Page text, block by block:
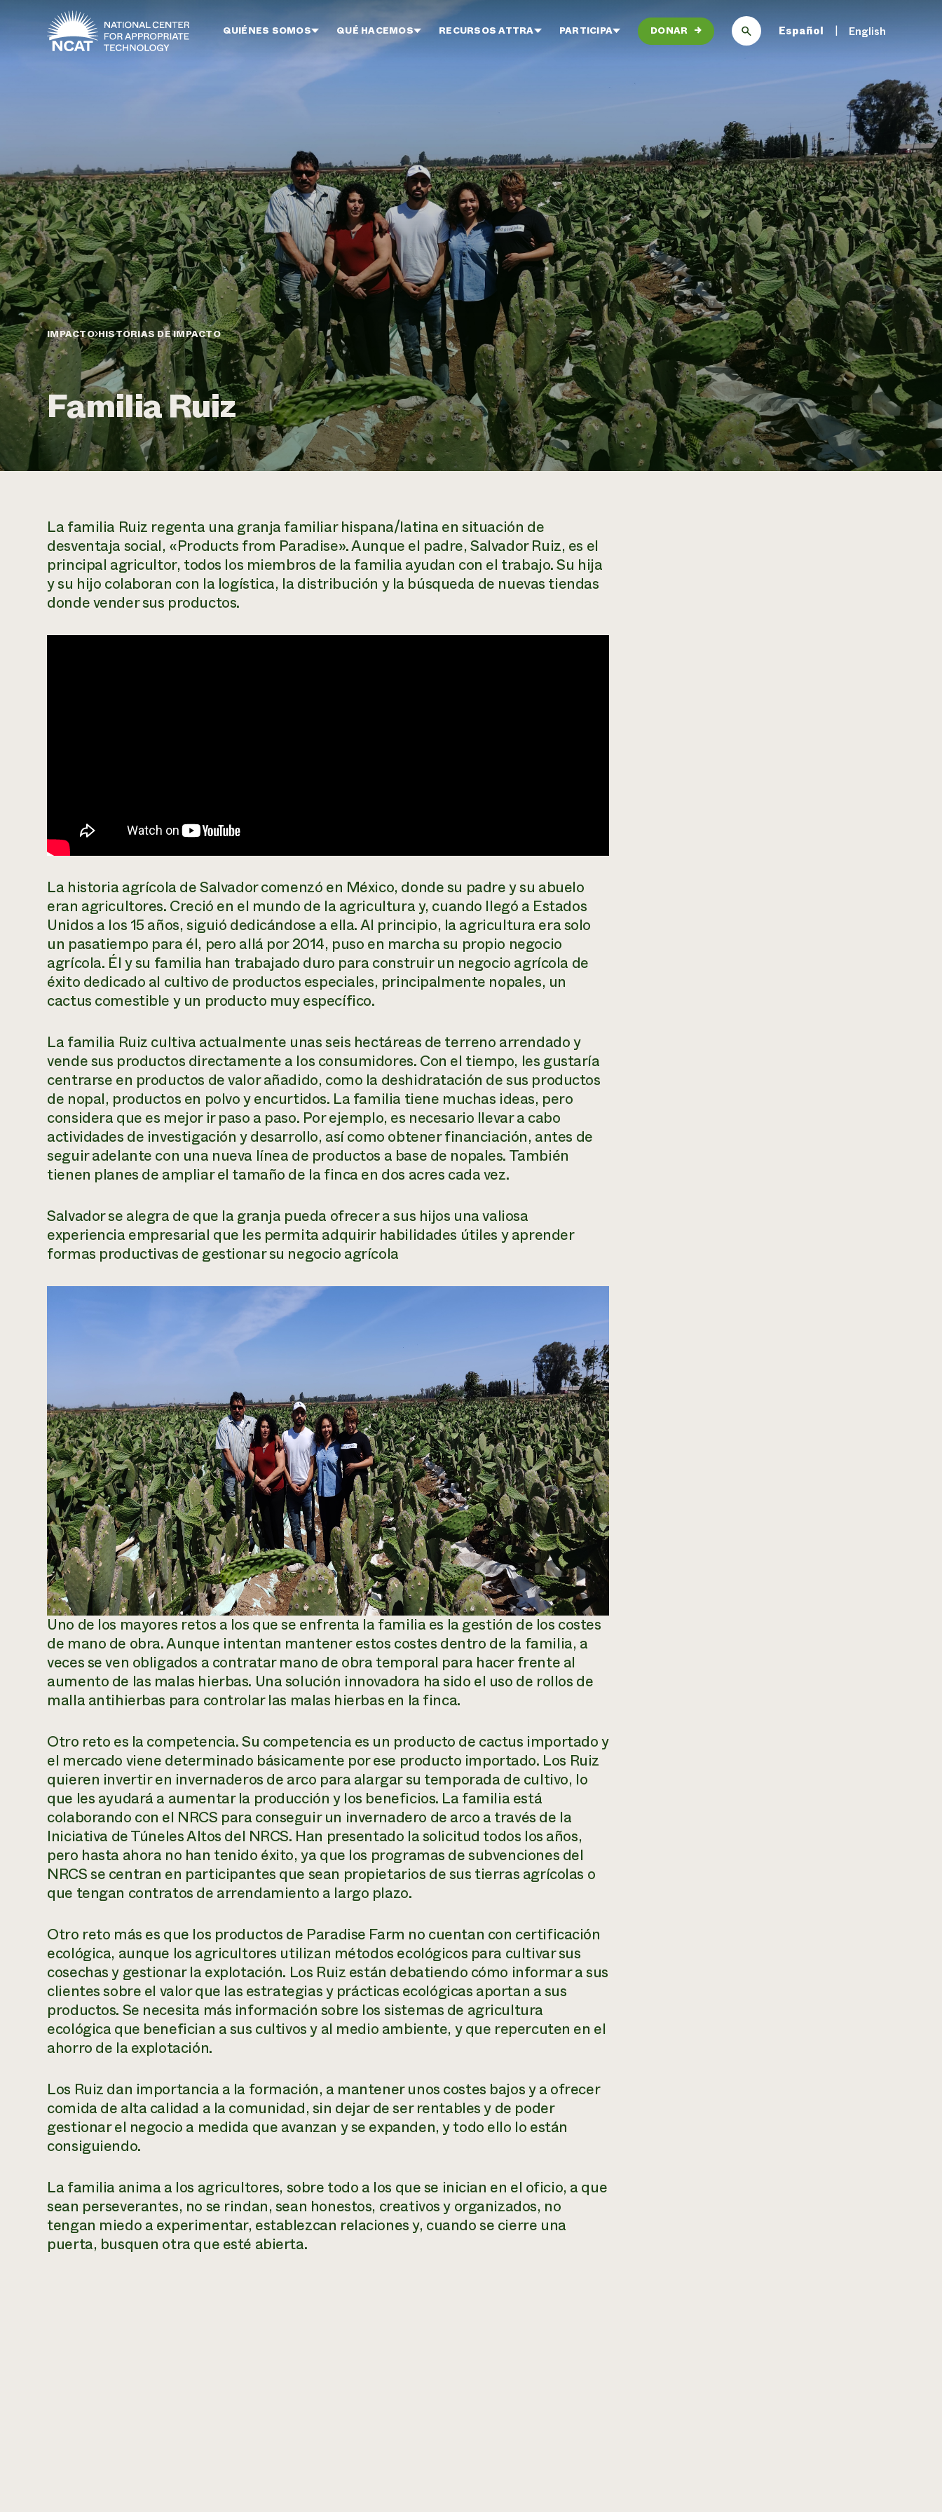
Ir al contenido principal
QUIÉNES SOMOS QUÉ HACEMOS RECURSOS ATTRA PARTICIPA DONAR → Español English
IMPACTO HISTORIAS DE IMPACTO
Familia Ruiz
La familia Ruiz regenta una granja familiar hispana/latina en situación de
desventaja social, «Products from Paradise».Aunque el padre, Salvador Ruiz, es el
principal agricultor, todos los miembros de la familia ayudan con el trabajo. Su hija
y su hijo colaboran con la logística, la distribución y la búsqueda de nuevas tiendas
donde vender sus productos.
La historia agrícola de Salvador comenzó en México, donde su padre y su abuelo
eran agricultores. Creció en el mundo de la agricultura y, cuando llegó a Estados
Unidos a los 15 años, siguió dedicándose a ella. Al principio, la agricultura era solo
un pasatiempo para él, pero allá por 2014, puso en marcha su propio negocio
agrícola. Él y su familia han trabajado duro para construir un negocio agrícola de
éxito dedicado al cultivo de productos especiales, principalmente nopales, un
cactus comestible y un producto muy específico.
La familia Ruiz cultiva actualmente unas seis hectáreas de terreno arrendado y
vende sus productos directamente a los consumidores. Con el tiempo, les gustaría
centrarse en productos de valor añadido, como la deshidratación de sus productos
de nopal, productos en polvo y encurtidos. La familia tiene muchas ideas, pero
considera que es mejor ir paso a paso. Por ejemplo, es necesario llevar a cabo
actividades de investigación y desarrollo, así como obtener financiación, antes de
seguir adelante con una nueva línea de productos a base de nopales. También
tienen planes de ampliar el tamaño de la finca en dos acres cada vez.
Salvador se alegra de que la granja pueda ofrecer a sus hijos una valiosa
experiencia empresarial que les permita adquirir habilidades útiles y aprender
formas productivas de gestionar su negocio agrícola
Uno de los mayores retos a los que se enfrenta la familia es la gestión de los costes
de mano de obra. Aunque intentan mantener estos costes dentro de la familia, a
veces se ven obligados a contratar mano de obra temporal para hacer frente al
aumento de las malas hierbas. Una solución innovadora ha sido el uso de rollos de
malla antihierbas para controlar las malas hierbas en la finca.
Otro reto es la competencia. Su competencia es un producto de cactus importado y
el mercado viene determinado básicamente por ese producto importado. Los Ruiz
quieren invertir en invernaderos de arco para alargar su temporada de cultivo, lo
que les ayudará a aumentar la producción y los beneficios. La familia está
colaborando con el NRCS para conseguir un invernadero de arco a través de la
Iniciativa de Túneles Altos del NRCS. Han presentado la solicitud todos los años,
pero hasta ahora no han tenido éxito, ya que los programas de subvenciones del
NRCS se centran en participantes que sean propietarios de sus tierras agrícolas o
que tengan contratos de arrendamiento a largo plazo.
Otro reto más es que los productos de Paradise Farm no cuentan con certificación
ecológica, aunque los agricultores utilizan métodos ecológicos para cultivar sus
cosechas y gestionar la explotación. Los Ruiz están debatiendo cómo informar a sus
clientes sobre el valor que las estrategias y prácticas ecológicas aportan a sus
productos. Se necesita más información sobre los sistemas de agricultura
ecológica que benefician a sus cultivos y al medio ambiente, y que repercuten en el
ahorro de la explotación.
Los Ruiz dan importancia a la formación, a mantener unos costes bajos y a ofrecer
comida de alta calidad a la comunidad, sin dejar de ser rentables y de poder
gestionar el negocio a medida que avanzan y se expanden, y todo ello lo están
consiguiendo.
La familia anima a los agricultores, sobre todo a los que se inician en el oficio, a que
sean perseverantes, no se rindan, sean honestos, creativos y organizados, no
tengan miedo a experimentar, establezcan relaciones y, cuando se cierre una
puerta, busquen otra que esté abierta.